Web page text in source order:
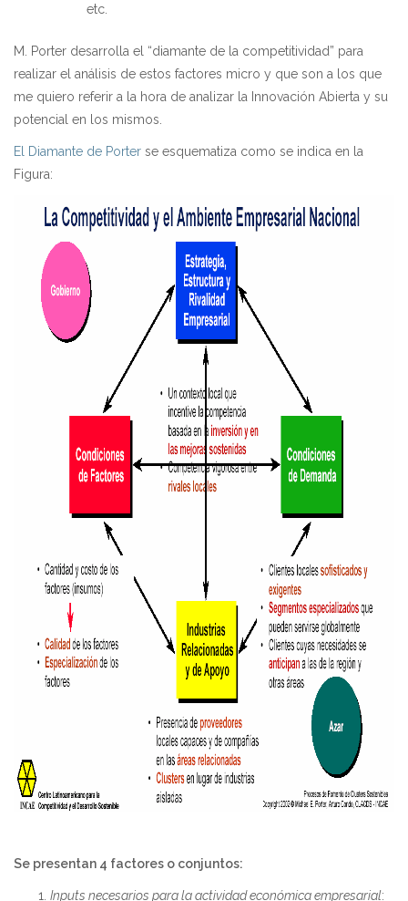
etc.
M. Porter desarrolla el “diamante de la competitividad” para
realizar el análisis de estos factores micro y que son a los que
me quiero referir a la hora de analizar la Innovación Abierta y su
potencial en los mismos.
El Diamante de Porter se esquematiza como se indica en la
Figura:
Se presentan 4 factores o conjuntos:
Inputs necesarios para la actividad económica empresarial: